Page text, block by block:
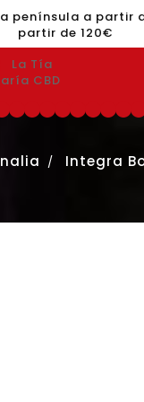
península a partir
partir de 120€
Integra